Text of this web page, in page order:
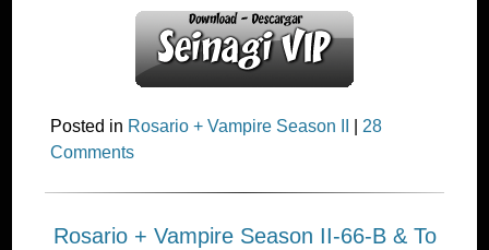
Posted in Rosario + Vampire Season II
28
Comments
Rosario + Vampire Season II-66-B & To